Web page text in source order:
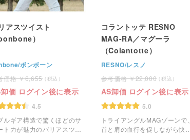
アスツイスト
bonbone）
ボンボーン
6,655
価 ログイン後に表示
4.5
ルギア構造で驚くほどのサ
ト力が魅力のバリアスツイ
コラントッテ RESNO
MAG-RA／マグーラ
（Colantotte）
RESNO/レスノ
22,000
AS卸価 ログイン後に表示
5.0
トライアングルMAGゾーンで、
首と肩の血行を促しながら快適